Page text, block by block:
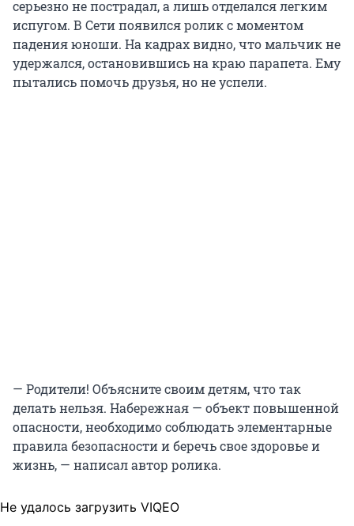
серьезно не пострадал, а лишь отделался легким
испугом. В Сети появился ролик с моментом
падения юноши. На кадрах видно, что мальчик не
удержался, остановившись на краю парапета. Ему
пытались помочь друзья, но не успели.
— Родители! Объясните своим детям, что так
делать нельзя. Набережная — объект повышенной
опасности, необходимо соблюдать элементарные
правила безопасности и беречь свое здоровье и
жизнь, — написал автор ролика.
Не удалось загрузить VIQEO